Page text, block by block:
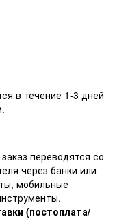
в течение 1-3 дней
переводятся со
через банки или
мобильные
(постоплата/